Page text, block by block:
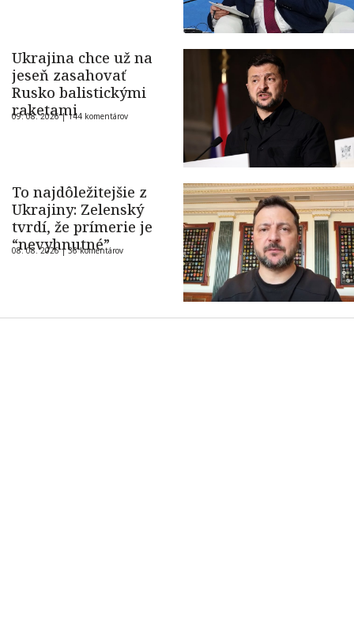
Ukrajina chce už na
jeseň zasahovať
Rusko balistickými
raketami
09. 08. 2026 |144 komentárov
To najdôležitejšie z
Ukrajiny: Zelenský
tvrdí, že prímerie je
“nevyhnutné”
08. 08. 2026 |36 komentárov